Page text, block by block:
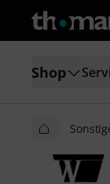
Shop